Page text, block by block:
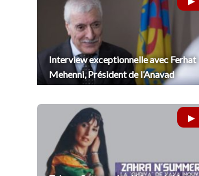
Interview exceptionnelle avec Ferhat
Mehenni, Président de l’Anavad